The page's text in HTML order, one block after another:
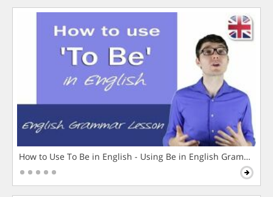
How to Use To Be in English - Using Be in English Grammar